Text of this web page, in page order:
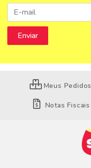
Meus Pedidos
Notas Fiscais